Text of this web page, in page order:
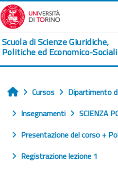
Salta al contenido principal
Scuola di Scienze Giuridiche,
Politiche ed Economico-Sociali
Inicio
Cursos
Dipartimento
Insegnamenti
SCIENZA
Presentazione del corso +
Registrazione lezione 1